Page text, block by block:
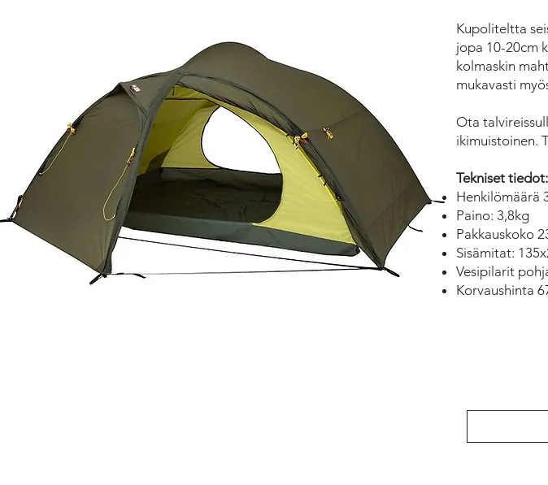
Kupoliteltta
jopa 10-20cm
kolmaskin
mukavasti
Ota
ikimuistoinen.
Tekniset tiedot:
Henkilömäärä
Paino: 3,8kg
Pakkauskoko
Sisämitat:
Vesipilarit
Korvaushinta